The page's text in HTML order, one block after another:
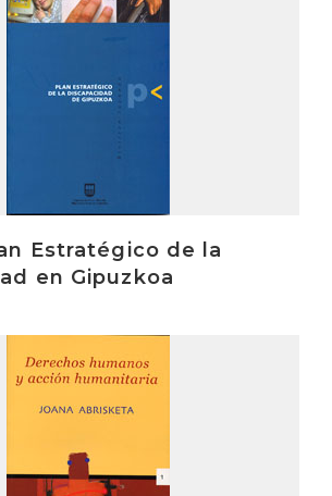
Estratégico de la
en Gipuzkoa